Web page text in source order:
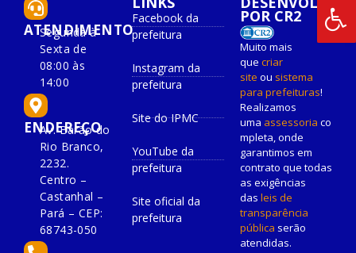
ATENDIMENTO
Segunda à
Sexta de
08:00 às
14:00
ENDEREÇO
Av. Barão do
Rio Branco,
2232.
Centro –
Castanhal –
Pará – CEP:
68743-050
Facebook da
prefeitura
Instagram da
prefeitura
Site do IPMC
YouTube da
prefeitura
Site oficial da
prefeitura
POR CR2
Muito mais
que criar
site ou sistema
para prefeituras!
Realizamos
uma assessoria co
mpleta, onde
garantimos em
contrato que todas
as exigências
das leis de
transparência
pública serão
atendidas.